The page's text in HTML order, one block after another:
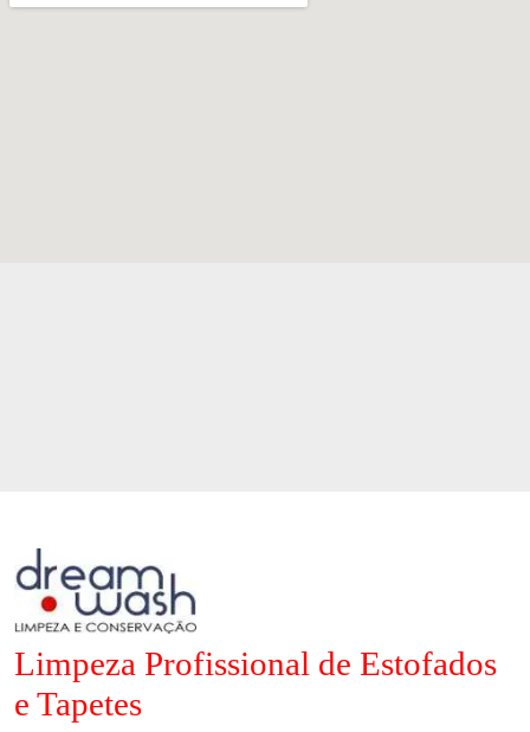
Limpeza Profissional de Estofados
e Tapetes